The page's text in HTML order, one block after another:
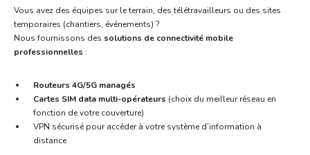
Vous avez des équipes sur le terrain, des télétravailleurs ou des sites
temporaires (chantiers, événements) ?
Nous fournissons des solutions de connectivité mobile
professionnelles :
Routeurs 4G/5G managés
Cartes SIM data multi-opérateurs (choix du meilleur réseau en
fonction de votre couverture)
VPN sécurisé pour accéder à votre système d’information à
distance